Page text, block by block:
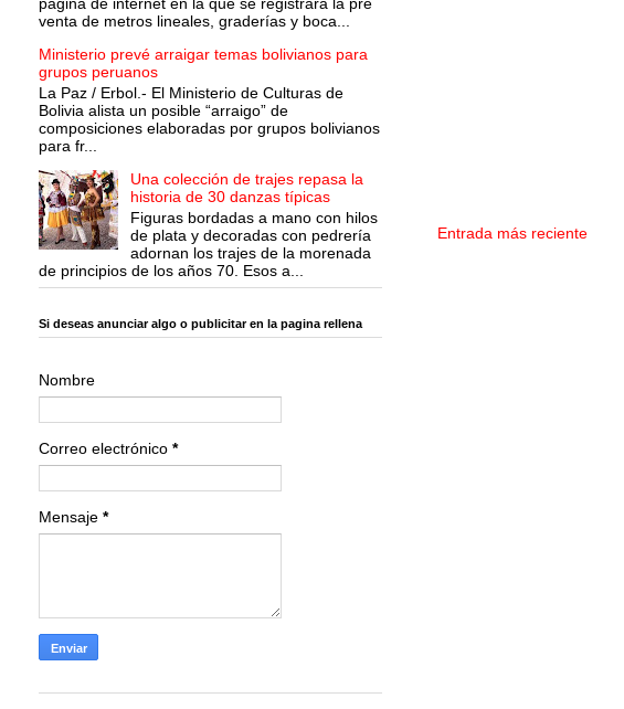
Entrada más reciente
venta de metros lineales, graderías y boca...
Ministerio prevé arraigar temas bolivianos para
grupos peruanos
La Paz / Erbol.- El Ministerio de Culturas de
Bolivia alista un posible “arraigo” de
composiciones elaboradas por grupos bolivianos
para fr...
Una colección de trajes repasa la
historia de 30 danzas típicas
Figuras bordadas a mano con hilos
de plata y decoradas con pedrería
adornan los trajes de la morenada
de principios de los años 70. Esos a...
Si deseas anunciar algo o publicitar en la pagina rellena
Nombre
Correo electrónico *
Mensaje *